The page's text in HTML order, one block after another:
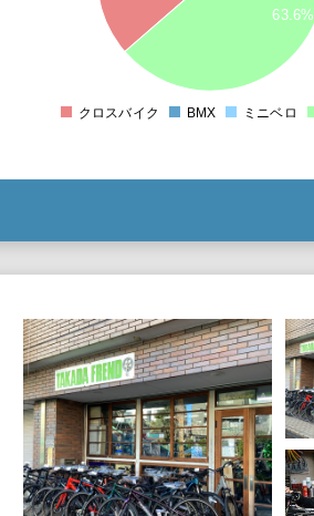
63.6%
0
クロスバイク BMX ミニベロ